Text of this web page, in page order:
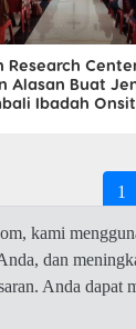
Research
Alasan Buat
Ibadah
1
kami
dan
Anda
©